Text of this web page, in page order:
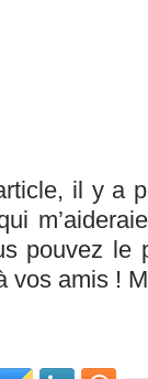
il y a
pouvez le
vos amis !